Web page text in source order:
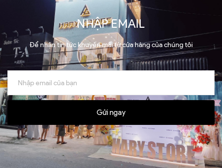
NHẬP EMAIL
Để nhận tin tức khuyến mãi từ cửa hàng của chúng tôi
Gửi ngay